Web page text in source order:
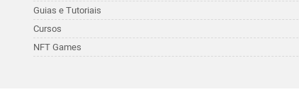
Guias e Tutoriais
Cursos
NFT Games